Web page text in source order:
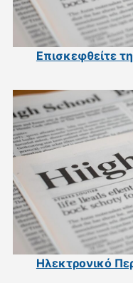
Επισκεφθείτε
Ηλεκτρονικό